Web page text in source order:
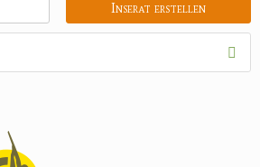
Inserat erstellen